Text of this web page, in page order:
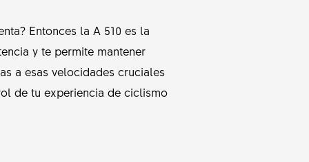
Entonces la A 510 es la
y te permite mantener
a esas velocidades cruciales
de tu experiencia de ciclismo